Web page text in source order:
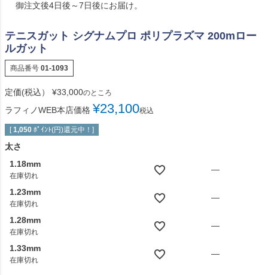
御注文後4日後～7日後にお届け。
テニスガット シグナムプロ ポリプラズマ 200mロー
ルガット
商品番号 01-1093
定価(税込） ¥33,000のところ
ラフィノWEB本店価格 ¥23,100税込
[ 1,050 ﾎﾟｲﾝﾄ(円)還元中！]
太さ
1.18mm
在庫切れ
—
1.23mm
在庫切れ
—
1.28mm
在庫切れ
—
1.33mm
在庫切れ
—